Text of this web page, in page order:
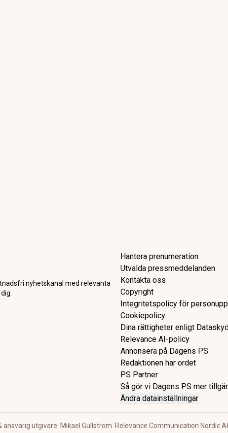
elva svenska butiker: Här